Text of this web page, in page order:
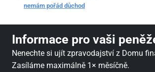
nemám pořád důchod
Informace pro vaši
Nenechte si ujít zpravodajství z Domu
Zasíláme maximálně 1× měsíčně.